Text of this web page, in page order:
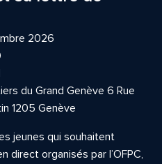
2026
du Grand Genève 6 Rue
1205 Genève
jeunes qui souhaitent
direct organisés par l’OFPC,